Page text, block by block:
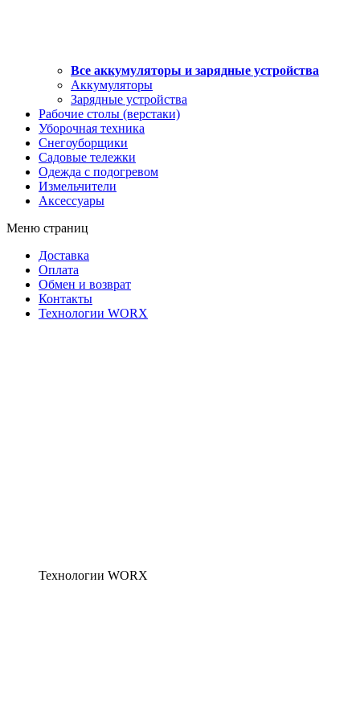
Все аккумуляторы и зарядные устройства
Аккумуляторы
Зарядные устройства
Рабочие столы (верстаки)
Уборочная техника
Снегоуборщики
Садовые тележки
Одежда с подогревом
Измельчители
Аксессуары
Меню страниц
Доставка
Оплата
Обмен и возврат
Контакты
Технологии WORX
Технологии WORX